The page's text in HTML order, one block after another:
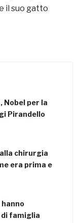
il suo gatto
Nobel per la
Pirandello
chirurgia
era prima e
famiglia